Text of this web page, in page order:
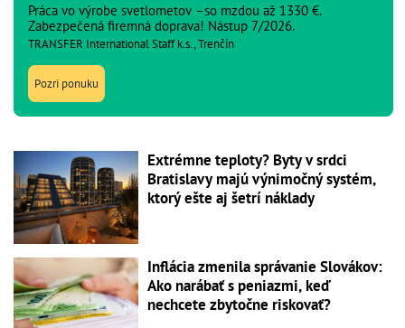
Práca vo výrobe svetlometov –so mzdou až 1330 €.
Zabezpečená firemná doprava! Nástup 7/2026.
TRANSFER International Staff k.s., Trenčín
Pozri ponuku
Extrémne teploty? Byty v srdci
Bratislavy majú výnimočný systém,
ktorý ešte aj šetrí náklady
Inflácia zmenila správanie Slovákov:
Ako narábať s peniazmi, keď
nechcete zbytočne riskovať?